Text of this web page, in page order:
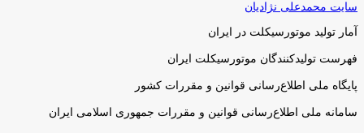
سایت محمدعلی نژادیان
آمار تولید موتورسیکلت در ایران
فهرست تولیدکنندگان موتورسیکلت ایران
پایگاه ملی اطلاع‌رسانی قوانین و مقررات کشور
سامانه ملی اطلاع‌رسانی قوانین و مقررات جمهوری اسلامی ایران